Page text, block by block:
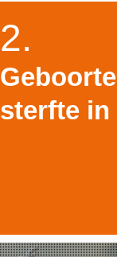
2.
sterfte in